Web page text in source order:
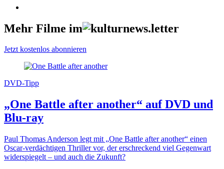
Mehr Filme im
Jetzt kostenlos abonnieren
DVD-Tipp
„One Battle after another“ auf DVD und
Blu-ray
Paul Thomas Anderson legt mit „One Battle after another“ einen
Oscar-verdächtigen Thriller vor, der erschreckend viel Gegenwart
widerspiegelt – und auch die Zukunft?